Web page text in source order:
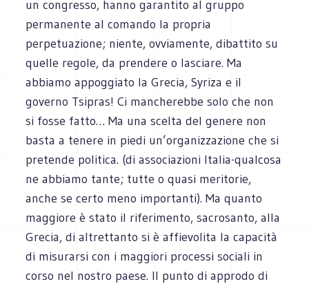
un congresso, hanno garantito al gruppo
permanente al comando la propria
perpetuazione; niente, ovviamente, dibattito su
quelle regole, da prendere o lasciare. Ma
abbiamo appoggiato la Grecia, Syriza e il
governo Tsipras! Ci mancherebbe solo che non
si fosse fatto… Ma una scelta del genere non
basta a tenere in piedi un’organizzazione che si
pretende politica. (di associazioni Italia-qualcosa
ne abbiamo tante; tutte o quasi meritorie,
anche se certo meno importanti). Ma quanto
maggiore è stato il riferimento, sacrosanto, alla
Grecia, di altrettanto si è affievolita la capacità
di misurarsi con i maggiori processi sociali in
corso nel nostro paese. Il punto di approdo di